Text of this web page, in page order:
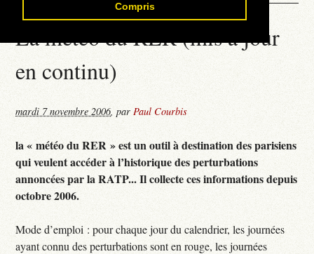
Compris
La météo du RER (mis à jour
en continu)
mardi 7 novembre 2006,parPaul Courbis
la « météo du RER » est un outil à destination des parisiens
qui veulent accéder à l’historique des perturbations
annoncées par la RATP... Il collecte ces informations depuis
octobre 2006.
Mode d’emploi : pour chaque jour du calendrier, les journées
ayant connu des perturbations sont en rouge, les journées